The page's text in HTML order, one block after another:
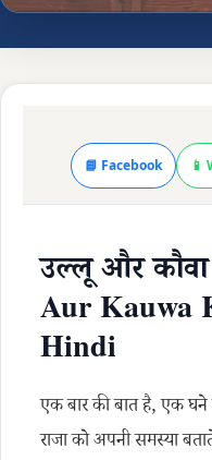
📘 Facebook 📱
उल्लू और
Aur Kauwa
Hindi
एक बार की बात है, एक घने
राजा को अपनी समस्या